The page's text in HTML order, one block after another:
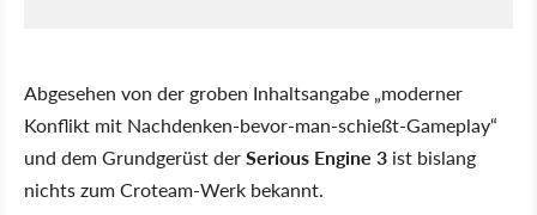
Abgesehen von der groben Inhaltsangabe „moderner
Konflikt mit Nachdenken-bevor-man-schießt-Gameplay“
und dem Grundgerüst derSerious Engine 3 ist bislang
nichts zum Croteam-Werk bekannt.